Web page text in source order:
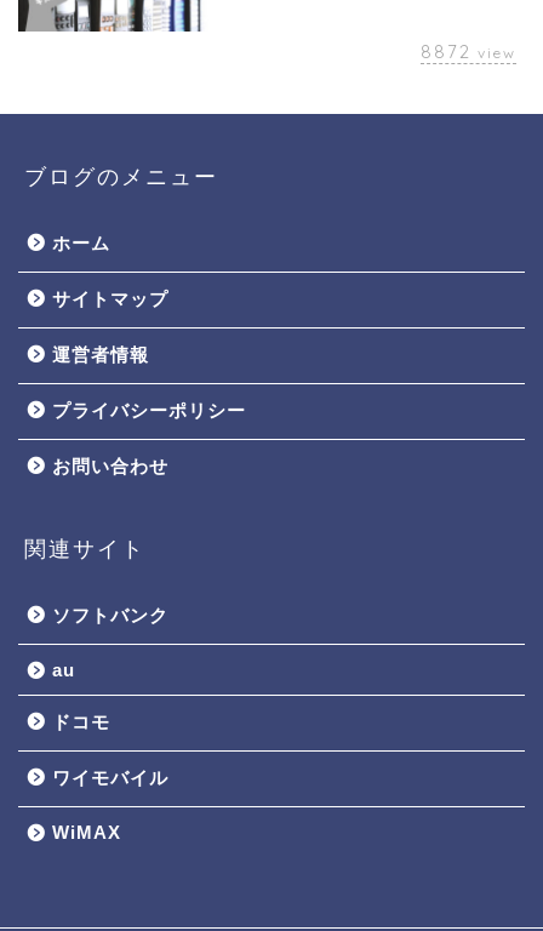
8872 view
ブログのメニュー
ホーム
サイトマップ
運営者情報
プライバシーポリシー
お問い合わせ
関連サイト
ソフトバンク
au
ドコモ
ワイモバイル
WiMAX